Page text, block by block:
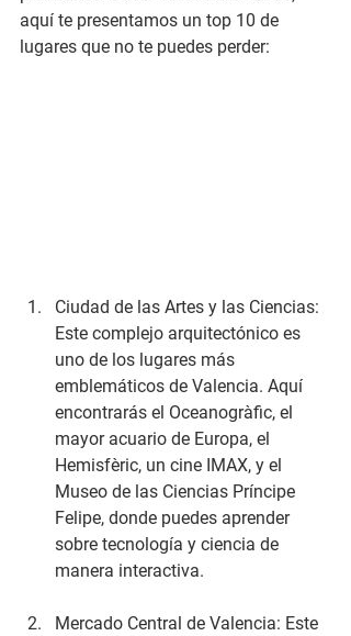
aquí te presentamos un top 10 de
lugares que no te puedes perder:
Ciudad de las Artes y las Ciencias:
Este complejo arquitectónico es
uno de los lugares más
emblemáticos de Valencia. Aquí
encontrarás el Oceanogràfic, el
mayor acuario de Europa, el
Hemisfèric, un cine IMAX, y el
Museo de las Ciencias Príncipe
Felipe, donde puedes aprender
sobre tecnología y ciencia de
manera interactiva.
Mercado Central de Valencia: Este